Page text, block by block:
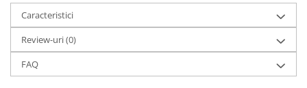
Caracteristici
Review-uri(0)
FAQ